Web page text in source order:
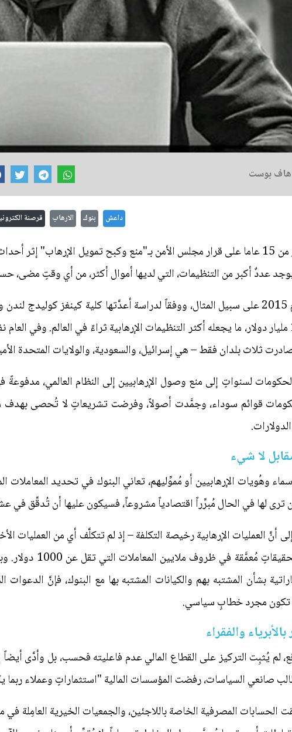
هاف بوست
داعش بنوك الارهاب قرصنة
بعد أكثر من 15 عاما على قرار مجلس الأمن بـ"منع وكبح تمويل
عددٌ أكبر من التنظيمات، التي لديها أموال أكثر، من أي وقتٍ مضى،
ففي عام 2015 على سبيل المثال، ووفقاً لدراسة أعدَّتها كلية كينغز
ثلاث بلدان فقط – هي إسرائيل، والسعودية، والولايات المتحدة
لسنواتٍ إلى منع وصول الإرهابيين إلى النظام العالمي،
قوائم سوداء، وجمَّدت أصولاً، وفرضت تشريعاتٍ لا تُحصى بهدف
لا شيء
وهُويات الإرهابيين أو مُموِّليهم، تعاني البنوك في تحديد
ترى لها في الحال مُبرِّراً اقتصادياً مشروعاً، فسيكون عليها أن تُدقِّق في
تُجري تحقيقاتٍ
بشأن المشتبه بهم والكيانات المشتبه بها مع البنوك، فإنَّ
تكون مجرد خطابٍ سياسي.
والفقراء
لم يُثبِت التركيز على القطاع المالي عدم فاعليته فحسب، بل وأدَّى
صانعي السياسات، رفضت المؤسسات المالية "استثماراتٍ وعملاء ربما
الحسابات المصرفية الخاصة باللاجئين، والجمعيات الخيرية العامِلة